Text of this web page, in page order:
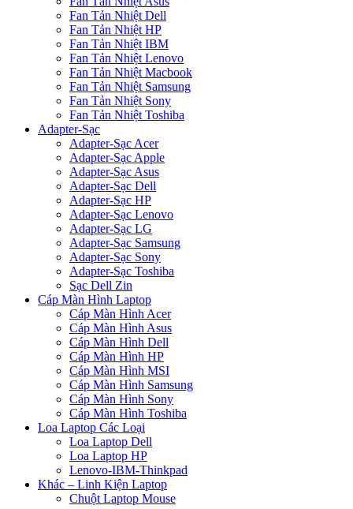
Fan Tản Nhiệt Dell
Fan Tản Nhiệt HP
Fan Tản Nhiệt IBM
Fan Tản Nhiệt Lenovo
Fan Tản Nhiệt Macbook
Fan Tản Nhiệt Samsung
Fan Tản Nhiệt Sony
Fan Tản Nhiệt Toshiba
Adapter-Sạc
Adapter-Sạc Acer
Adapter-Sạc Apple
Adapter-Sạc Asus
Adapter-Sạc Dell
Adapter-Sạc HP
Adapter-Sạc Lenovo
Adapter-Sạc LG
Adapter-Sạc Samsung
Adapter-Sạc Sony
Adapter-Sạc Toshiba
Sạc Dell Zin
Cáp Màn Hình Laptop
Cáp Màn Hình Acer
Cáp Màn Hình Asus
Cáp Màn Hình Dell
Cáp Màn Hình HP
Cáp Màn Hình MSI
Cáp Màn Hình Samsung
Cáp Màn Hình Sony
Cáp Màn Hình Toshiba
Loa Laptop Các Loại
Loa Laptop Dell
Loa Laptop HP
Lenovo-IBM-Thinkpad
Khác – Linh Kiện Laptop
Chuột Laptop Mouse